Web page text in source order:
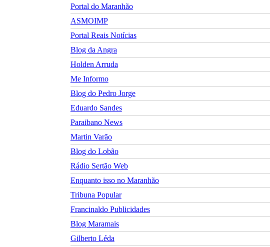
Portal do Maranhão
ASMOIMP
Portal Reais Notí­cias
Blog da Angra
Holden Arruda
Me Informo
Blog do Pedro Jorge
Eduardo Sandes
Paraibano News
Martin Varão
Blog do Lobão
Rádio Sertão Web
Enquanto isso no Maranhão
Tribuna Popular
Francinaldo Publicidades
Blog Maramais
Gilberto Léda